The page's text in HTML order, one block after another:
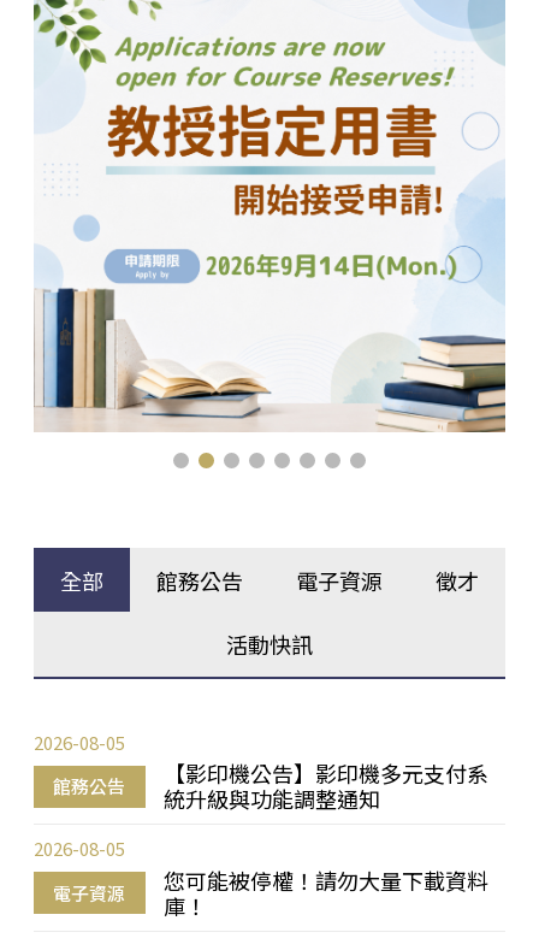
全部 館務公告 電子資源 徵才
活動快訊
館務公告
【影印機公告】影印機多元支付系
統升級與功能調整通知
2026-08-05
電子資源
您可能被停權！請勿大量下載資料
庫！
2026-08-05